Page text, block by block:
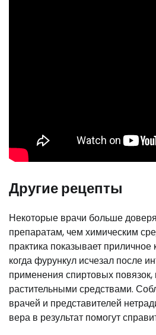
Другие рецепты
Некоторые врачи больше
препаратам, чем химическим
практика показывает приличное
когда фурункул исчезал после
применения спиртовых
растительными средствами.
врачей и представителей
вера в результат помогут